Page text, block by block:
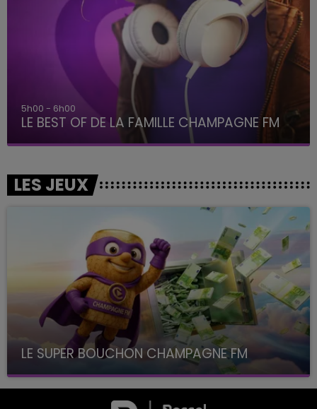
6h00 - 10h00
La Famille
LES JEUX
LE SUPER BOUCHON CHAMPAGNE FM
avec La Famille Champagne FM, à 8H10